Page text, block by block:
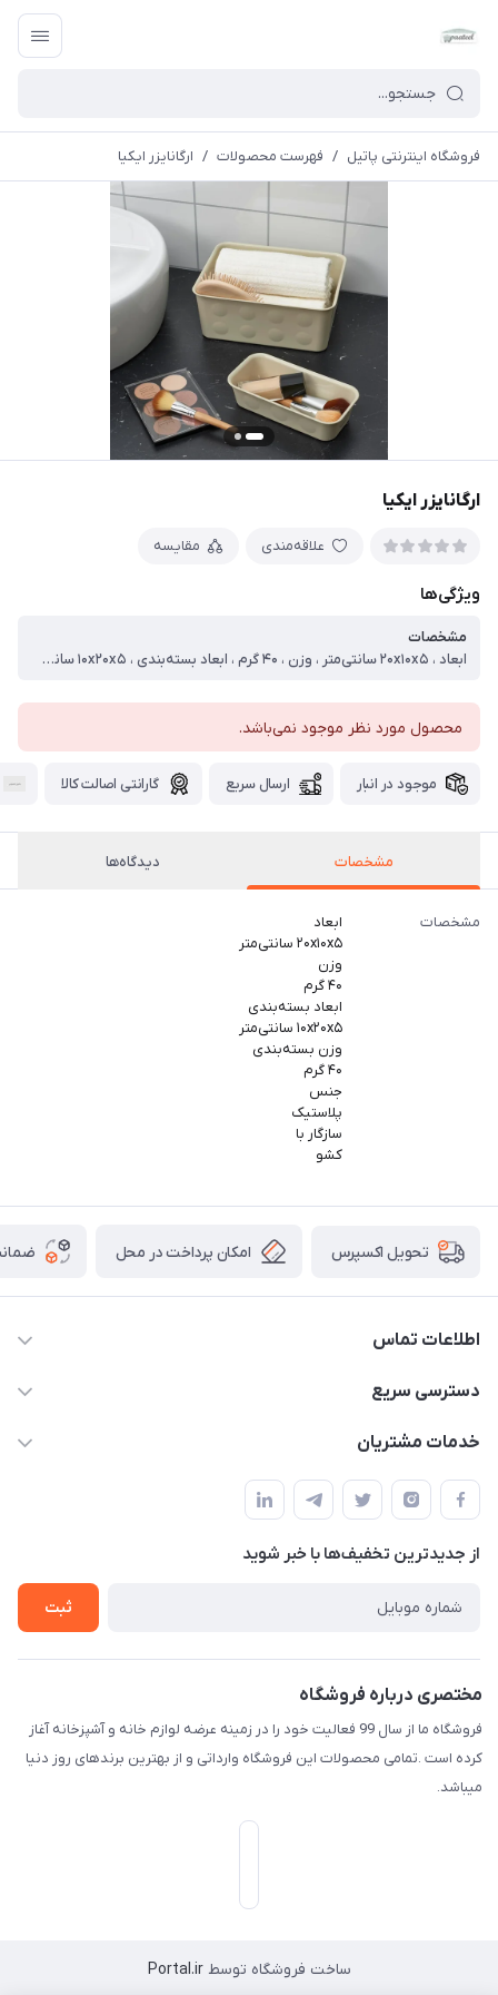
فروشگاه اینترنتی پاتیل / فهرست محصولات / ارگانایزر ایکیا
ارگانایزر ایکیا
علاقه‌مندی مقایسه
ویژگی‌ها
مشخصات
ابعاد ، ۲۰x۱۰x۵ سانتی‌متر ، وزن ، ۴۰ گرم ، ابعاد بسته‌بندی ، ۱۰x۲۰x۵ سانتی‌متر ، وزن بسته‌بندی ، ۴۰ گرم ، جنس ، پلاستیک ، سازگار با ، کشو
محصول مورد نظر موجود نمی‌باشد.
موجود در انبار ارسال سریع گارانتی اصالت کالا
مشخصات دیدگاه‌ها
مشخصات
ابعاد
۲۰x۱۰x۵ سانتی‌متر
وزن
۴۰ گرم
ابعاد بسته‌بندی
۱۰x۲۰x۵ سانتی‌متر
وزن بسته‌بندی
۴۰ گرم
جنس
پلاستیک
سازگار با
کشو
تحویل اکسپرس امکان پرداخت در محل
اطلاعات تماس
09165044753
دسترسی سریع
حساب کاربری
لیست محصولات
درباره ما
خدمات مشتریان
قوانین و مقررات
حریم خصوصی
راهنما
از جدید‌ترین تخفیف‌ها با‌ خبر شوید
ثبت
مختصری درباره فروشگاه
فروشگاه ما از سال 99 فعالیت خود را در زمینه عرضه لوازم خانه و آشپزخانه آغاز
کرده است .تمامی محصولات این فروشگاه وارداتی و از بهترین برندهای روز دنیا
میباشد.
ساخت فروشگاه توسطPortal.ir